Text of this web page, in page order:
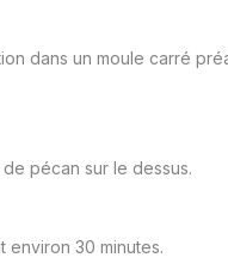
dans un moule carré
pécan sur le dessus.
environ 30 minutes.